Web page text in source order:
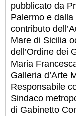
pubblicato da
Palermo e dalla
contributo
Mare di Sicilia
dell’Ordine dei
Maria
Galleria d’Arte
Responsabile
Sindaco
di Gabinetto